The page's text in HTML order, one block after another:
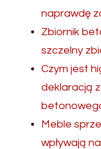
naprawdę
Zbiornik
szczelny
Czym jest
deklaracją
Meble
wpływają